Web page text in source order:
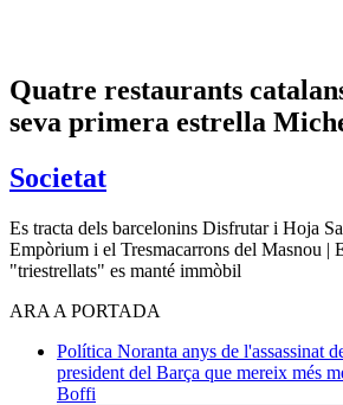
Quatre restaurants
seva primera estrella
Societat
Es tracta dels barcelonins Disfrutar i Hoja
Empòrium i el Tresmacarrons del Masnou |
"triestrellats" es manté immòbil
ARA A PORTADA
Política Noranta anys de l'assassinat
president del Barça que mereix més
Boffi